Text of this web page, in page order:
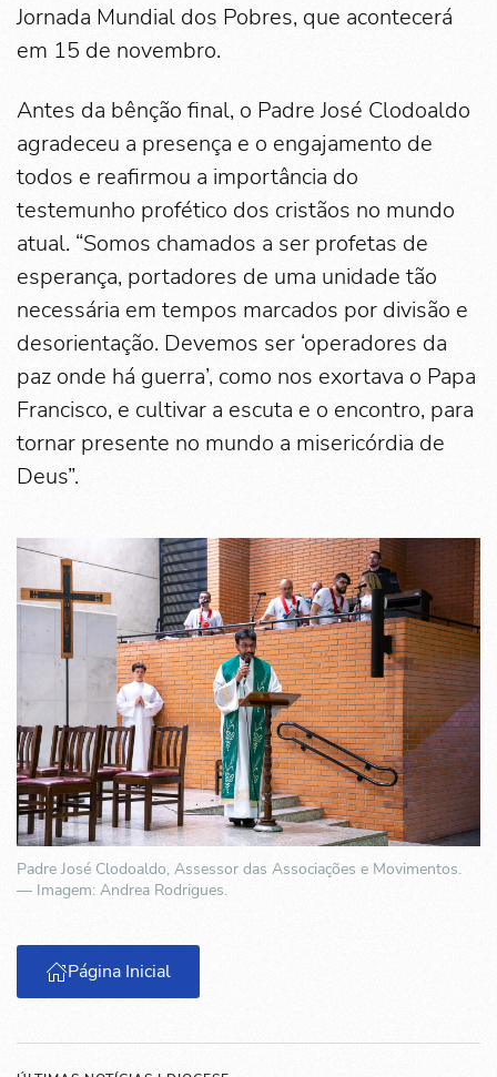
Jornada Mundial dos Pobres, que acontecerá
em 15 de novembro.
Antes da bênção final, o Padre José Clodoaldo
agradeceu a presença e o engajamento de
todos e reafirmou a importância do
testemunho profético dos cristãos no mundo
atual. “Somos chamados a ser profetas de
esperança, portadores de uma unidade tão
necessária em tempos marcados por divisão e
desorientação. Devemos ser ‘operadores da
paz onde há guerra’, como nos exortava o Papa
Francisco, e cultivar a escuta e o encontro, para
tornar presente no mundo a misericórdia de
Deus”.
Padre José Clodoaldo, Assessor das Associações e Movimentos.
— Imagem: Andrea Rodrigues.
Página Inicial